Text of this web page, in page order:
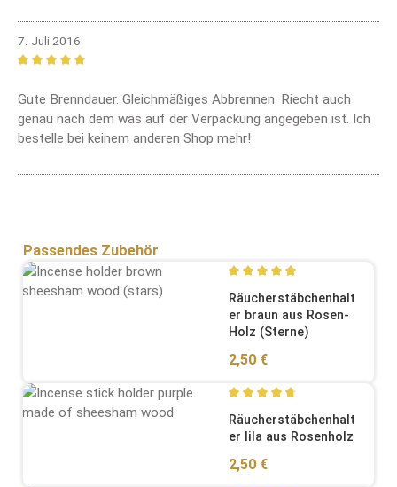
7. Juli 2016
Gute Brenndauer. Gleichmäßiges Abbrennen. Riecht auch
genau nach dem was auf der Verpackung angegeben ist. Ich
bestelle bei keinem anderen Shop mehr!
Produktgalerie überspringen
Passendes Zubehör
Durchschnittliche
Räucherstäbchenhalt
er braun aus Rosen-
Holz (Sterne)
Regulärer Preis:
2,50 €
Durchschnittliche
Räucherstäbchenhalt
er lila aus Rosenholz
Regulärer Preis:
2,50 €